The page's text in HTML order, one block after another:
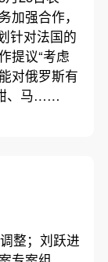
加强合作，
针对法国的
提议“考虑
对俄罗斯有
、马……
整；刘跃进